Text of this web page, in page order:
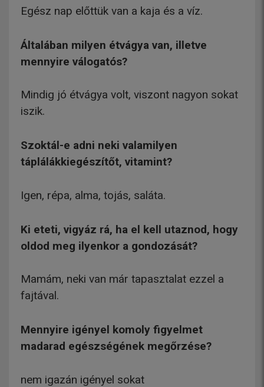
Egész nap előttük van a kaja és a víz.
Általában milyen étvágya van, illetve
mennyire válogatós?
Mindig jó étvágya volt, viszont nagyon sokat
iszik.
Szoktál-e adni neki valamilyen
táplálákkiegészítőt, vitamint?
Igen, répa, alma, tojás, saláta.
Ki eteti, vigyáz rá, ha el kell utaznod, hogy
oldod meg ilyenkor a gondozását?
Mamám, neki van már tapasztalat ezzel a
fajtával.
Mennyire igényel komoly figyelmet
madarad egészségének megőrzése?
nem igazán igényel sokat